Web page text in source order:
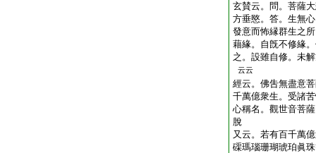
玄賛云。問。菩薩
方垂愍。答。生無
發意而怖縁群生之
藉緣。自旣不修緣
之。設雖自修。未
云云
經云。佛吿無盡意
千萬億衆生。受諸
心稱名。觀世音菩
脫
又云。若有百千萬
磲瑪瑙珊瑚琥珀眞